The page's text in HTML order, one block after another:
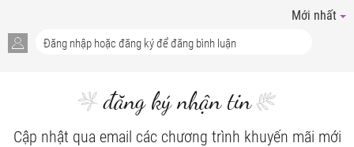
Mới nhất
đăng ký nhận tin
Cập nhật qua email các chương trình khuyến mãi mới